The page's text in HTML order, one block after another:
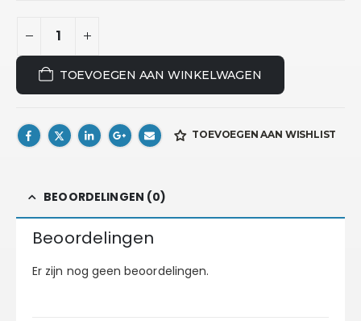
TOEVOEGEN AAN WINKELWAGEN
TOEVOEGEN AAN WISHLIST
BEOORDELINGEN (0)
Beoordelingen
Er zijn nog geen beoordelingen.